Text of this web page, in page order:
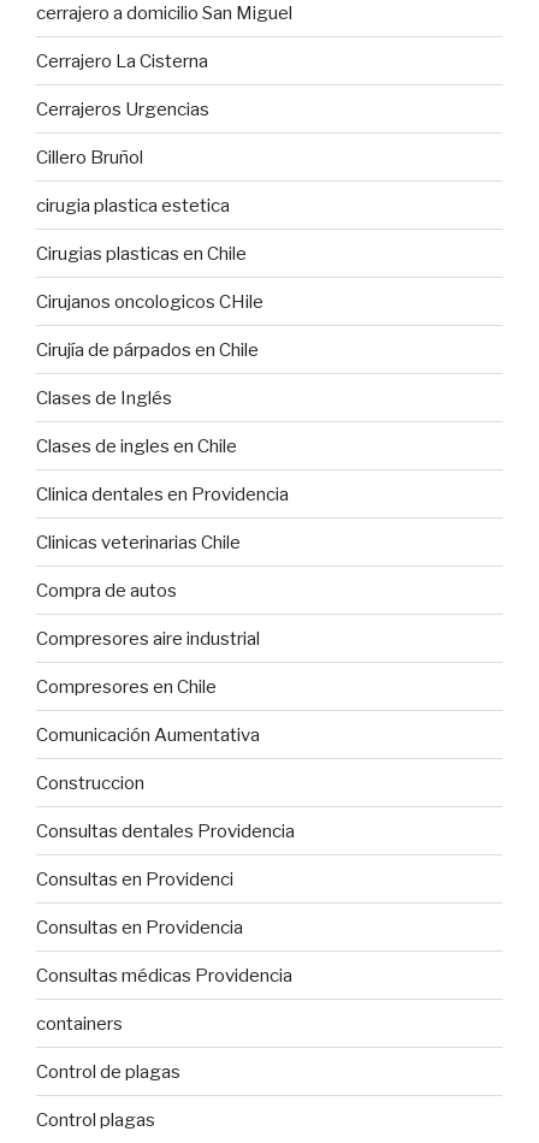
cerrajero a domicilio San Miguel
Cerrajero La Cisterna
Cerrajeros Urgencias
Cillero Bruñol
cirugia plastica estetica
Cirugias plasticas en Chile
Cirujanos oncologicos CHile
Cirujía de párpados en Chile
Clases de Inglés
Clases de ingles en Chile
Clinica dentales en Providencia
Clinicas veterinarias Chile
Compra de autos
Compresores aire industrial
Compresores en Chile
Comunicación Aumentativa
Construccion
Consultas dentales Providencia
Consultas en Providenci
Consultas en Providencia
Consultas médicas Providencia
containers
Control de plagas
Control plagas